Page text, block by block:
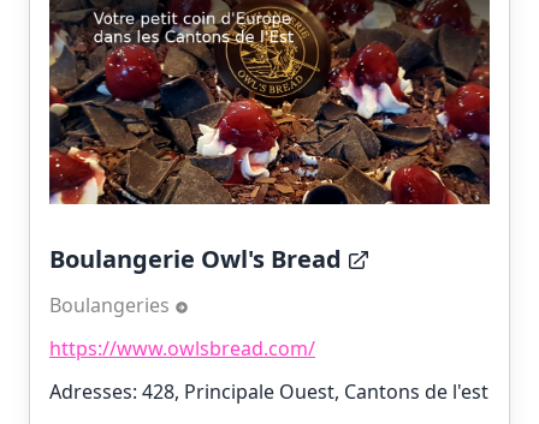
Boulangerie Owl's Bread
Boulangeries
https://www.owlsbread.com/
Adresses: 428, Principale Ouest, Cantons de l'est